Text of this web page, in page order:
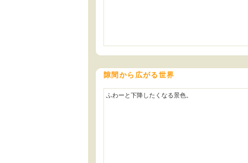
隙間から広がる世界
ふわーと下降したくなる景色。